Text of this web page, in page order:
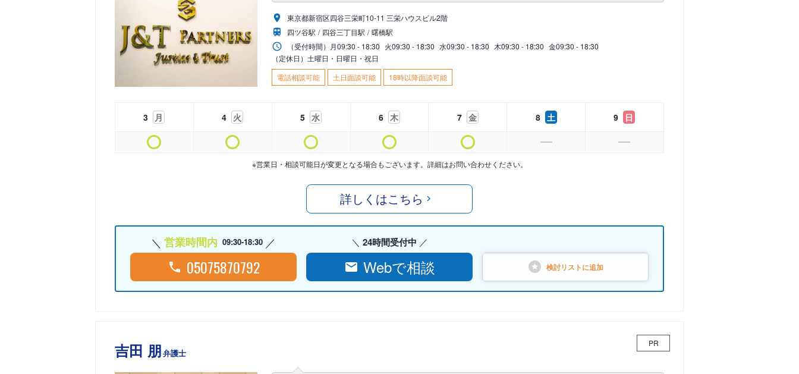
東京都新宿区四谷三栄町10-11 三栄ハウスビル2階
四ツ谷駅
四谷三丁目駅
曙橋駅
（受付時間） 月09:30 - 18:30 火09:30 - 18:30 水09:30 - 18:30 木09:30 - 18:30 金09:30 - 18:30
（定休日）土曜日・日曜日・祝日
電話相談可能
土日面談可能 18時以降面談可能
3 月 4 火 5 水 6 木 7 金 8 土 9 日
※営業日・相談可能日が変更となる場合もございます。詳細はお問い合わせください。
詳しくはこちら
営業時間内 09:30-18:30
05075870792
24時間受付中
Webで相談 検討リストに追加
吉田 朋弁護士
PR